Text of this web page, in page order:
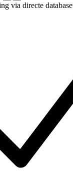
via directe